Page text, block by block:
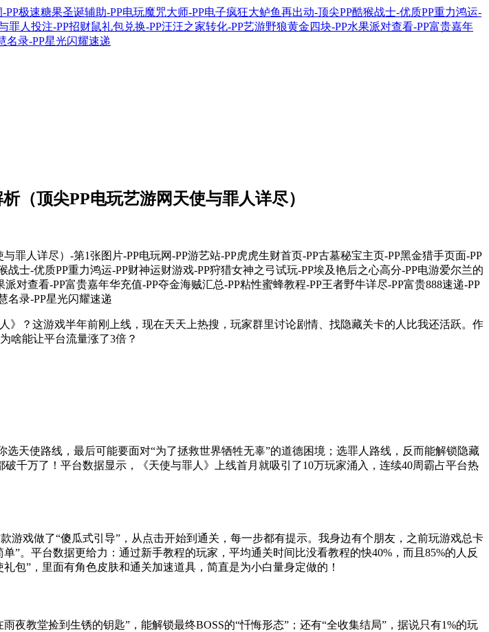
（顶尖PP电玩艺游网天使与罪人详尽）
》？这游戏半年前刚上线，现在天天上热搜，玩家群里讨论剧情、找隐藏关卡的人比我还活跃。作
啥能让平台流量涨了3倍？
天使路线，最后可能要面对“为了拯救世界牺牲无辜”的道德困境；选罪人路线，反而能解锁隐藏
千万了！平台数据显示，《天使与罪人》上线首月就吸引了10万玩家涌入，连续40周霸占平台热
戏做了“傻瓜式引导”，从点击开始到通关，每一步都有提示。我身边有个朋友，之前玩游戏总卡
。平台数据更给力：通过新手教程的玩家，平均通关时间比没看教程的快40%，而且85%的人反
包”，里面有角色皮肤和通关加速道具，简直是为小白量身定做的！
教堂捡到生锈的钥匙”，能解锁最终BOSS的“忏悔形态”；还有“全收集结局”，据说只有1%的玩